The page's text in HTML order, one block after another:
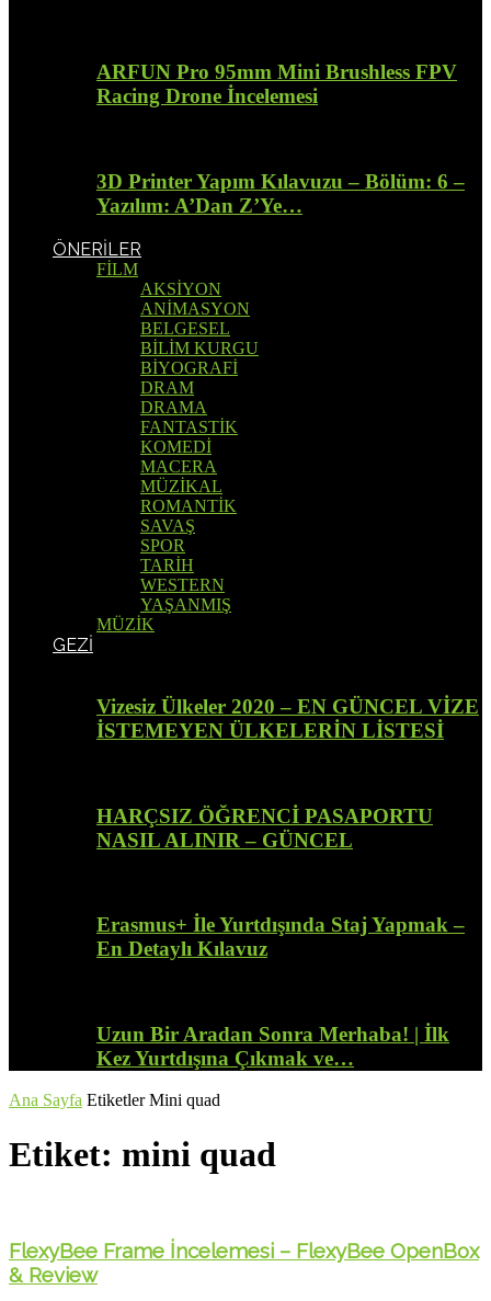
ARFUN Pro 95mm Mini Brushless FPV
Racing Drone İncelemesi
3D Printer Yapım Kılavuzu – Bölüm: 6 –
Yazılım: A’Dan Z’Ye…
ÖNERİLER
FİLM
AKSİYON
ANİMASYON
BELGESEL
BİLİM KURGU
BİYOGRAFİ
DRAM
DRAMA
FANTASTİK
KOMEDİ
MACERA
MÜZİKAL
ROMANTİK
SAVAŞ
SPOR
TARİH
WESTERN
YAŞANMIŞ
MÜZİK
GEZİ
Vizesiz Ülkeler 2020 – EN GÜNCEL VİZE
İSTEMEYEN ÜLKELERİN LİSTESİ
HARÇSIZ ÖĞRENCİ PASAPORTU
NASIL ALINIR – GÜNCEL
Erasmus+ İle Yurtdışında Staj Yapmak –
En Detaylı Kılavuz
Uzun Bir Aradan Sonra Merhaba! | İlk
Kez Yurtdışına Çıkmak ve…
Ana Sayfa Etiketler Mini quad
Etiket: mini quad
FlexyBee Frame İncelemesi – FlexyBee OpenBox
& Review